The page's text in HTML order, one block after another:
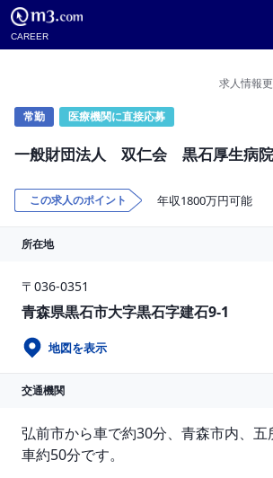
CAREER
求人情報
常勤 医療機関に直接応募
一般財団法人 双仁会 黒石厚生病院
この求人のポイント 年収1800万円可能
所在地
〒036-0351
青森県黒石市大字黒石字建石9-1
地図を表示
交通機関
弘前市から車で約30分、青森市内、五
車約50分です。